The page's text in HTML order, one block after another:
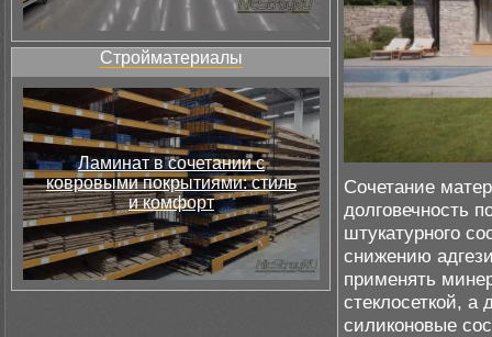
Стройматериалы
Ламинат в сочетании с
ковровыми покрытиями: стиль
и комфорт
Сочетание
долговечность
штукатурного
снижению
применять
стеклосеткой,
силиконовые